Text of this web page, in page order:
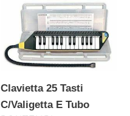
Clavietta
Tasti
C/Valigetta
Tubo
Clavietta 25 Tasti
C/Valigetta E Tubo